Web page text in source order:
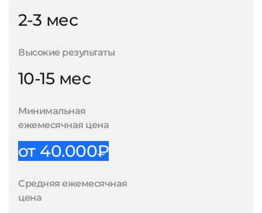
2-3 мес
Высокие результаты
10-15 мес
Минимальная
ежемесячная цена
от 40.000₽
Средняя ежемесячная
цена